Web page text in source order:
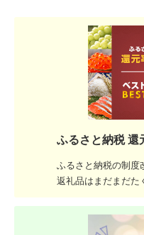
ふるさと納税 還
ふるさと納税の制度
返礼品はまだまだた